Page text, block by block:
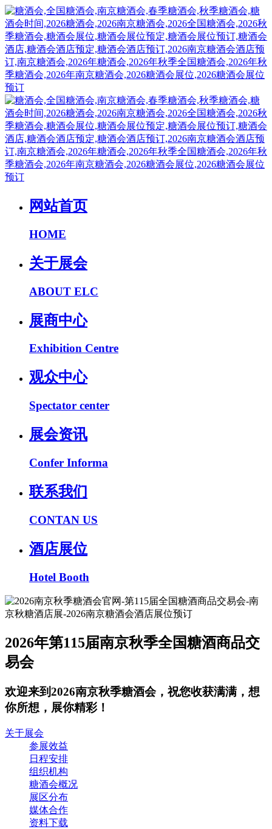
网站首页
HOME
关于展会
ABOUT ELC
展商中心
Exhibition Centre
观众中心
Spectator center
展会资讯
Confer Informa
联系我们
CONTAN US
酒店展位
Hotel Booth
2026年第115届南京秋季全国糖酒商品交
易会
欢迎来到2026南京秋季糖酒会，祝您收获满满，想
你所想，展你精彩！
关于展会
参展效益
日程安排
组织机构
糖酒会概况
展区分布
媒体合作
资料下载